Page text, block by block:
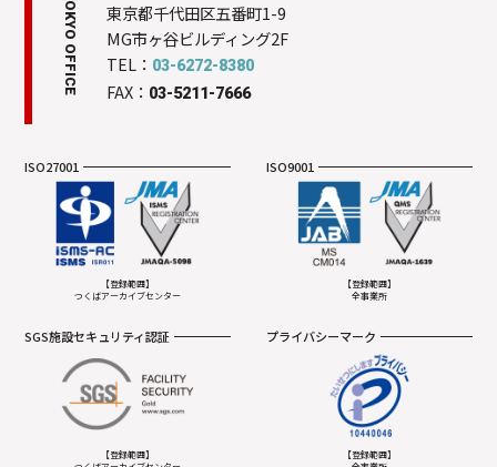
TOKYO OFFICE
東京都千代田区五番町1-9
MG市ヶ谷ビルディング2F
TEL： 03-6272-8380
FAX： 03-5211-7666
ISO27001
【登録範囲】
つくばアーカイブセンター
ISO9001
【登録範囲】
全事業所
SGS施設セキュリティ認証
【登録範囲】
プライバシーマーク
【登録範囲】